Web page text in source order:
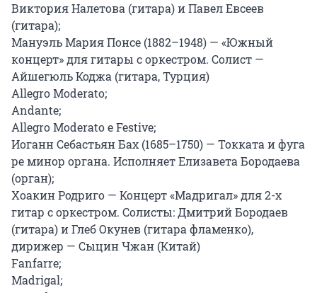
Виктория Налетова (гитара) и Павел Евсеев
(гитара);
Мануэль Мария Понсе (1882–1948) — «Южный
концерт» для гитары с оркестром. Солист —
Айшегюль Коджа (гитара, Турция)
Allegro Moderato;
Andante;
Allegro Moderato e Festive;
Иоганн Себастьян Бах (1685–1750) — Токката и фуга
ре минор органа. Исполняет Елизавета Бородаева
(орган);
Хоакин Родриго — Концерт «Мадригал» для 2-х
гитар с оркестром. Солисты: Дмитрий Бородаев
(гитара) и Глеб Окунев (гитара фламенко),
дирижер — Сыцин Чжан (Китай)
Fanfarre;
Madrigal;